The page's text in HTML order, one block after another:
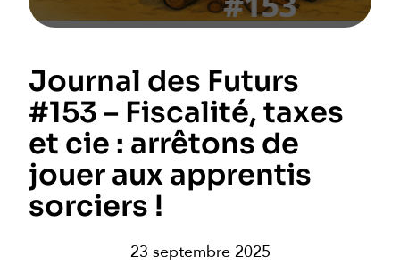
Journal des Futurs
#153 – Fiscalité, taxes
et cie : arrêtons de
jouer aux apprentis
sorciers !
23 septembre 2025